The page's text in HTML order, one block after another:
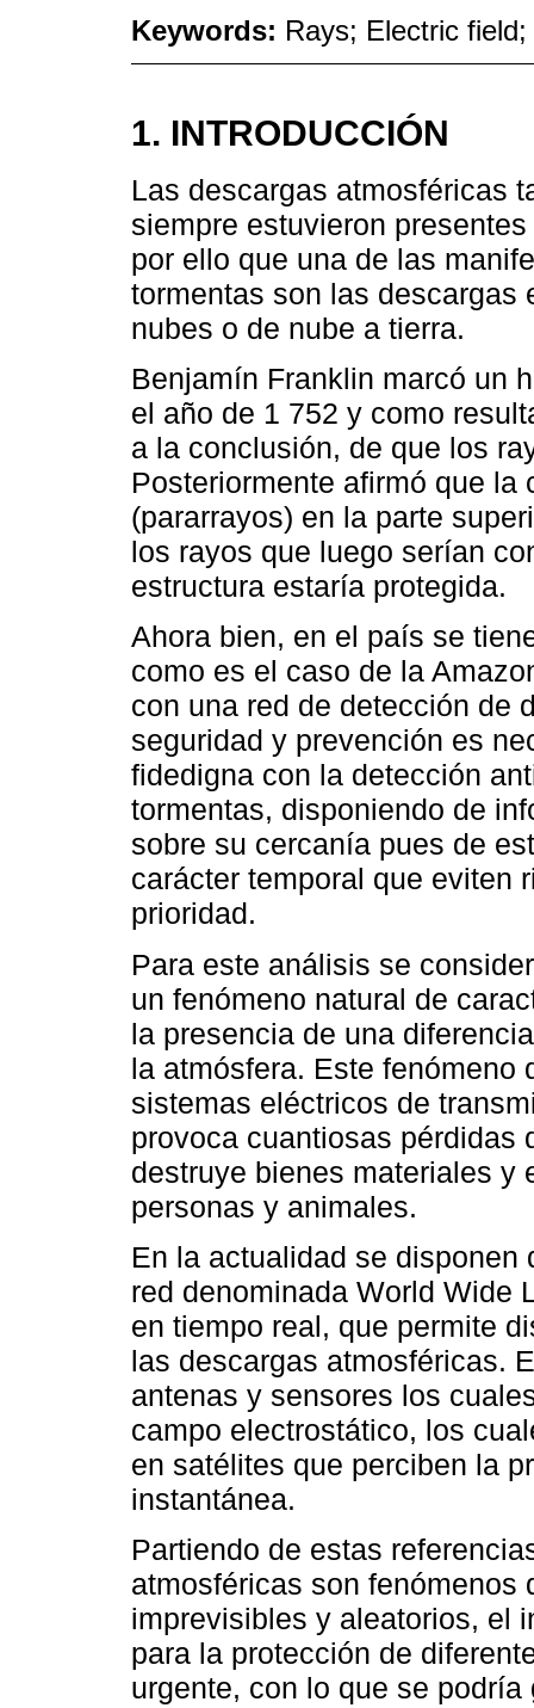
Keywords: Rays; Electric
1. INTRODUCCIÓN
Las descargas atmosféricas
siempre estuvieron
por ello que una de las
tormentas son las descargas
nubes o de nube a tierra.
Benjamín Franklin marcó un
el año de 1 752 y como
a la conclusión, de que los
Posteriormente afirmó que
(pararrayos) en la parte
los rayos que luego serían
estructura estaría protegida.
Ahora bien, en el país se
como es el caso de la
con una red de detección de
seguridad y prevención es
fidedigna con la detección
tormentas, disponiendo de
sobre su cercanía pues de
carácter temporal que eviten
prioridad.
Para este análisis se
un fenómeno natural de
la presencia de una
la atmósfera. Este fenómeno
sistemas eléctricos de
provoca cuantiosas pérdidas
destruye bienes materiales y
personas y animales.
En la actualidad se
red denominada World Wide
en tiempo real, que permite
las descargas atmosféricas.
antenas y sensores los
campo electrostático, los
en satélites que perciben la
instantánea.
Partiendo de estas
atmosféricas son fenómenos
imprevisibles y aleatorios, el
para la protección de
urgente, con lo que se